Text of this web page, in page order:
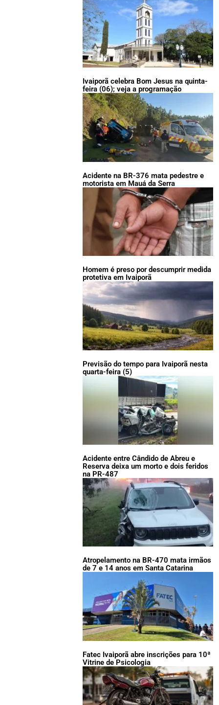
Ivaiporã celebra Bom Jesus na quinta-
feira (06); veja a programação
Acidente na BR-376 mata pedestre e
motorista em Mauá da Serra
Homem é preso por descumprir medida
protetiva em Ivaiporã
Previsão do tempo para Ivaiporã nesta
quarta-feira (5)
Acidente entre Cândido de Abreu e
Reserva deixa um morto e dois feridos
na PR-487
Atropelamento na BR-470 mata irmãos
de 7 e 14 anos em Santa Catarina
Fatec Ivaiporã abre inscrições para 10ª
Vitrine de Psicologia